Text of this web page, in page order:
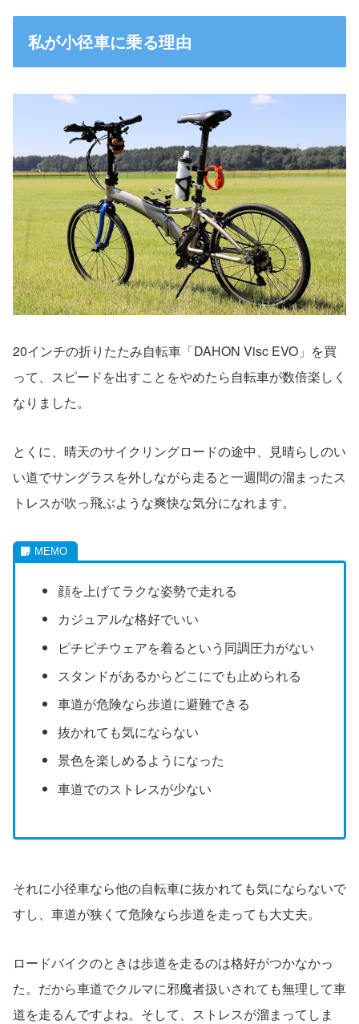
私が小径車に乗る理由
20インチの折りたたみ自転車「DAHON Visc EVO」を買
って、スピードを出すことをやめたら自転車が数倍楽しく
なりました。
とくに、晴天のサイクリングロードの途中、見晴らしのい
い道でサングラスを外しながら走ると一週間の溜まったス
トレスが吹っ飛ぶような爽快な気分になれます。
顔を上げてラクな姿勢で走れる
カジュアルな格好でいい
ピチピチウェアを着るという同調圧力がない
スタンドがあるからどこにでも止められる
車道が危険なら歩道に避難できる
抜かれても気にならない
景色を楽しめるようになった
車道でのストレスが少ない
それに小径車なら他の自転車に抜かれても気にならないで
すし、車道が狭くて危険なら歩道を走っても大丈夫。
ロードバイクのときは歩道を走るのは格好がつかなかっ
た。だから車道でクルマに邪魔者扱いされても無理して車
道を走るんですよね。そして、ストレスが溜まってしま